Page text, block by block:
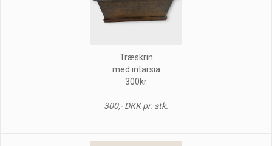
Træskrin
med intarsia
300kr
300,- DKK pr. stk.